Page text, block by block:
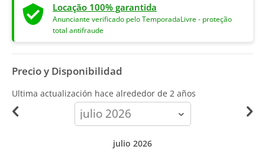
Locação 100% garantida
Anunciante verificado pelo TemporadaLivre - proteção
total antifraude
Precio y Disponibilidad
Ultima actualización hace alrededor de 2 años
calendar-
month
julio 2026